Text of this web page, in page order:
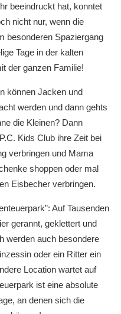
beeindruckt hat, konntet
nicht nur, wenn die
besonderen Spaziergang
Tage in der kalten
der ganzen Familie!
können Jacken und
werden und dann gehts
die Kleinen? Dann
Kids Club ihre Zeit bei
verbringen und Mama
shoppen oder mal
Eisbecher verbringen.
Auf Tausenden
gerannt, geklettert und
werden auch besondere
oder ein Ritter ein
Location wartet auf
ist eine absolute
an denen sich die